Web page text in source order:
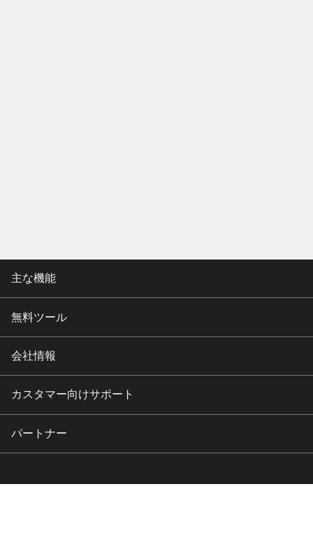
主な機能
無料ツール
会社情報
カスタマー向けサポート
パートナー